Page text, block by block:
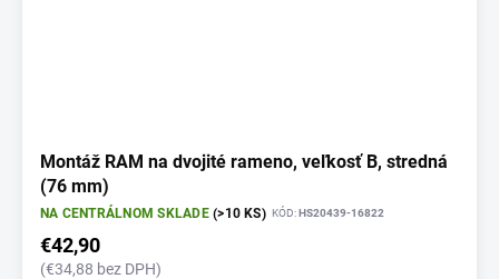
Montáž RAM na dvojité rameno, veľkosť B, stredná
(76 mm)
NA CENTRÁLNOM SKLADE(>10 KS) KÓD:HS20439-16822
€42,90
(€34,88 bez DPH)